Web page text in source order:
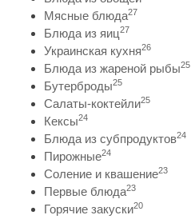
Мясные блюда27
Блюда из яиц27
Украинская кухня26
Блюда из жареной рыбы25
Бутерброды25
Салаты-коктейли25
Кексы24
Блюда из субпродуктов24
Пирожные24
Соление и квашение23
Первые блюда23
Горячие закуски20